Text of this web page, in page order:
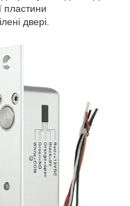
пластини
двері.